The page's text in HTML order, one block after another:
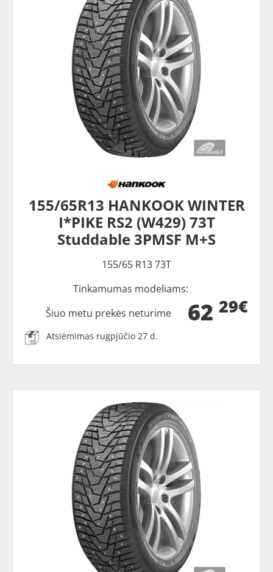
155/65R13 HANKOOK WINTER
I*PIKE RS2 (W429) 73T
Studdable 3PMSF M+S
155/65 R13 73T
Tinkamumas modeliams:
62 29€
Šiuo metu prekės neturime
Atsiėmimas rugpjūčio 27 d.